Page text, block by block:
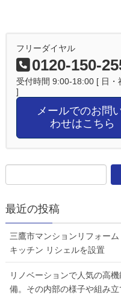
フリーダイヤル
0120-150-
受付時間 9:00-18:00 [ 日・
]
メールでのお問
わせはこちら
最近の投稿
三鷹市マンションリフォー
キッチン リシェルを設置
リノベーションで人気の高
備。その内部の様子や組み立